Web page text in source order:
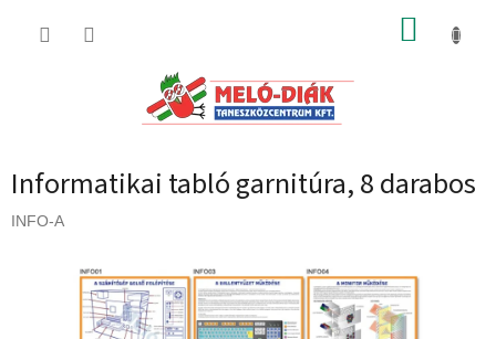
KOSÁR
Informatikai tabló garnitúra, 8 darabos
INFO-A